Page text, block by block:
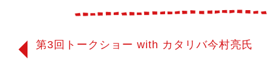
第3回トークショー with カタリバ今村亮氏